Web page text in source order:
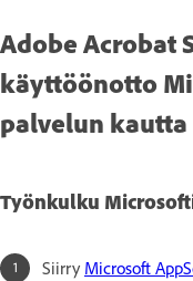
Adobe Acrobat
käyttöönotto
palvelun kautta
Työnkulku
Siirry Microsoft